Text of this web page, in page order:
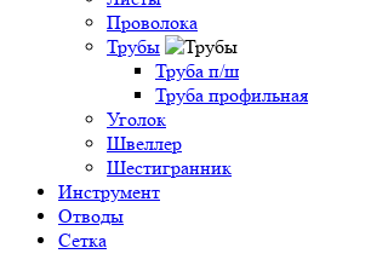
Проволока
Трубы
Труба п/ш
Труба профильная
Уголок
Швеллер
Шестигранник
Инструмент
Отводы
Сетка